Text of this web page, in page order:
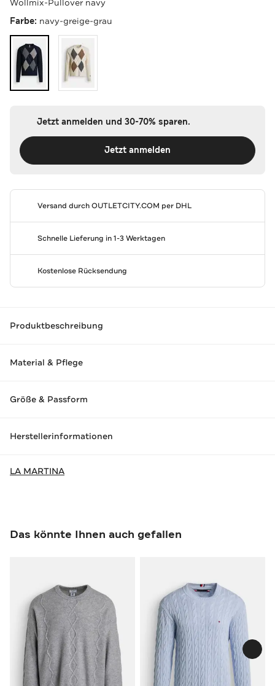
Wollmix-Pullover navy
Farbe: navy-greige-grau
Jetzt anmelden und 30-70% sparen.
Jetzt anmelden
Versand durchOUTLETCITY.COM per DHL
Schnelle Lieferung in 1-3 Werktagen
Kostenlose Rücksendung
Produktbeschreibung
Material & Pflege
Größe & Passform
Herstellerinformationen
LA MARTINA
Das könnte Ihnen auch gefallen